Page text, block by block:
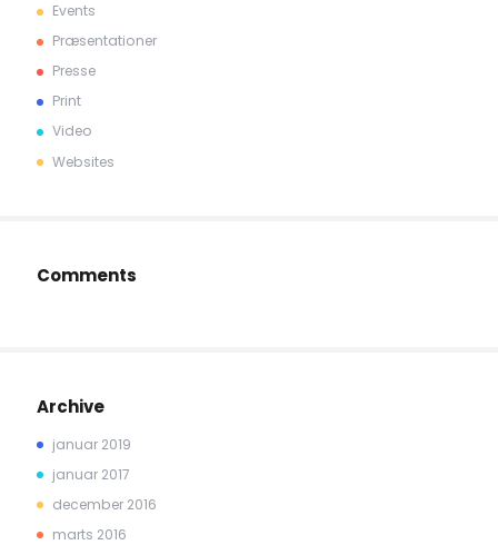
Events
Præsentationer
Presse
Print
Video
Websites
Comments
Archive
januar 2019
januar 2017
december 2016
marts 2016